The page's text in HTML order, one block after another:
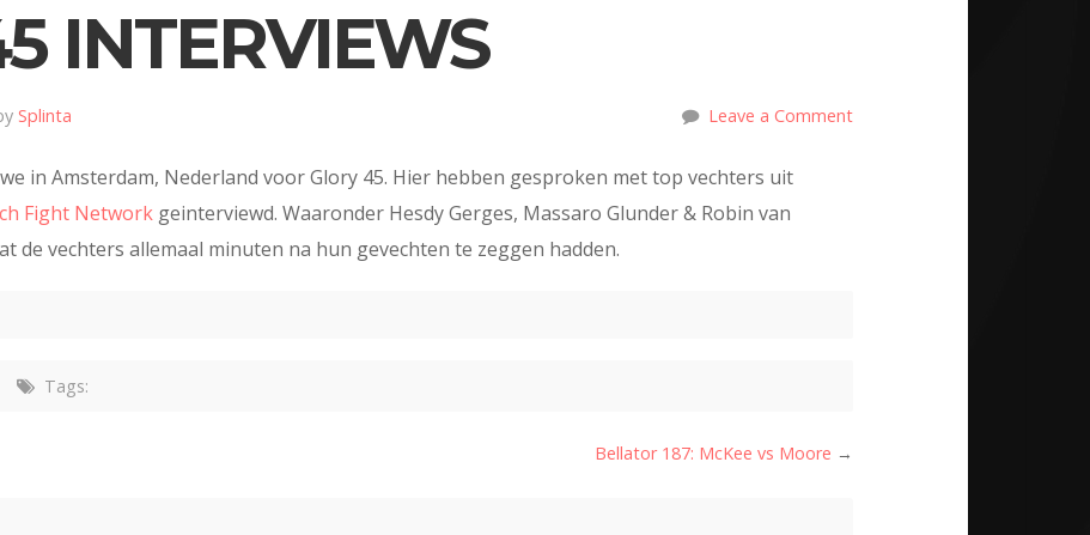
INTERVIEWS
Splinta Leave a Comment
in Amsterdam, Nederland voor Glory 45. Hier hebben gesproken met top vechters uit
Fight Network geinterviewd. Waaronder Hesdy Gerges, Massaro Glunder & Robin van
de vechters allemaal minuten na hun gevechten te zeggen hadden.
Tags:
Bellator 187: McKee vs Moore →